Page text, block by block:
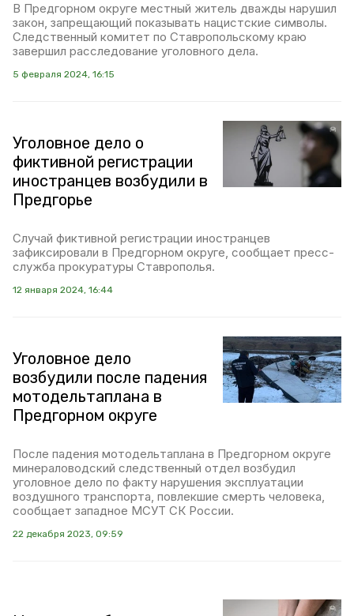
В Предгорном округе местный житель дважды нарушил
закон, запрещающий показывать нацистские символы.
Следственный комитет по Ставропольскому краю
завершил расследование уголовного дела.
5 февраля 2024, 16:15
Уголовное дело о
фиктивной регистрации
иностранцев возбудили в
Предгорье
Случай фиктивной регистрации иностранцев
зафиксировали в Предгорном округе, сообщает пресс-
служба прокуратуры Ставрополья.
12 января 2024, 16:44
Уголовное дело
возбудили после падения
мотодельтаплана в
Предгорном округе
После падения мотодельтаплана в Предгорном округе
минераловодский следственный отдел возбудил
уголовное дело по факту нарушения эксплуатации
воздушного транспорта, повлекшие смерть человека,
сообщает западное МСУТ СК России.
22 декабря 2023, 09:59